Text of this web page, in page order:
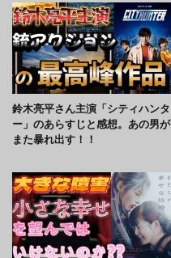
鈴木亮平さん主演「シティハンタ
ー」のあらすじと感想。あの男が
また暴れ出す！！